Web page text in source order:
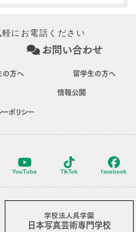
にお電話ください
お問い合わせ
の方へ 留学生の方へ
情報公開
ーポリシー
YouTube TikTok facebook
学校法人呉学園
日本写真芸術専門学校